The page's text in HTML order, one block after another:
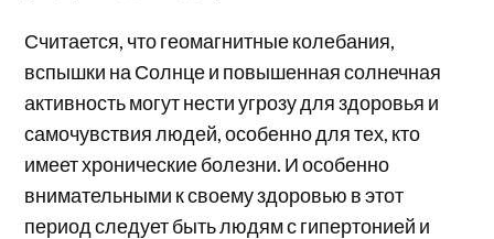
Считается, что геомагнитные колебания,
вспышки на Солнце и повышенная солнечная
активность могут нести угрозу для здоровья и
самочувствия людей, особенно для тех, кто
имеет хронические болезни. И особенно
внимательными к своему здоровью в этот
период следует быть людям с гипертонией и